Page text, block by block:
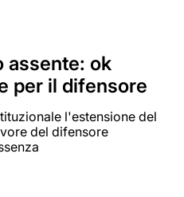
assente: ok
per il difensore
l'estensione del
del difensore